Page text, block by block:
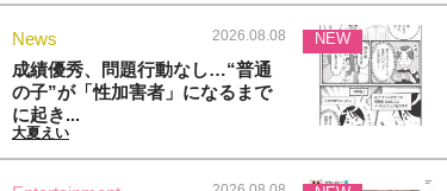
News 2026.08.08
成績優秀、問題行動なし…“普通
の子”が「性加害者」になるまで
に起き...
大夏えい
NEW